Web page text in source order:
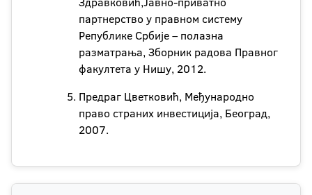
партнерство у правном систему
Републике Србије – полазна
разматрања, Зборник радова Правног
факултета у Нишу, 2012.
Предраг Цветковић, Међународно
право страних инвестиција, Београд,
2007.